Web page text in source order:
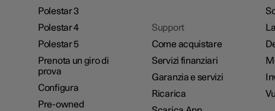
Polestar 3
Polestar 4
Polestar 5
Prenota un giro di
prova
Configura
Pre-owned
Support
Come acquistare
Servizi finanziari
Garanzia e servizi
Ricarica